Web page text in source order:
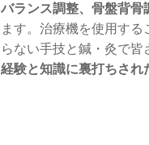
バランス調整、骨盤背骨
ます。治療機を使用す
らない手技と鍼・灸で皆
経験と知識に裏打ちされ